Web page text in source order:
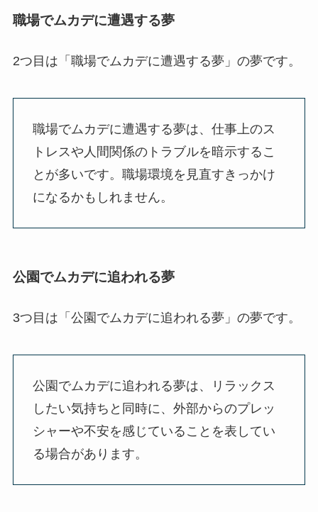
職場でムカデに遭遇する夢
2つ目は「職場でムカデに遭遇する夢」の夢です。
職場でムカデに遭遇する夢は、仕事上のス
トレスや人間関係のトラブルを暗示するこ
とが多いです。職場環境を見直すきっかけ
になるかもしれません。
公園でムカデに追われる夢
3つ目は「公園でムカデに追われる夢」の夢です。
公園でムカデに追われる夢は、リラックス
したい気持ちと同時に、外部からのプレッ
シャーや不安を感じていることを表してい
る場合があります。